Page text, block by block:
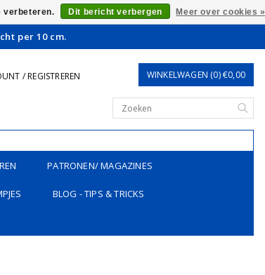
per 10 cm.
/ REGISTREREN WINKELWAGEN (0) €0,00
PATRONEN/ MAGAZINES
BLOG - TIPS & TRICKS
verbeteren. Dit bericht verbergen Meer over cookies »